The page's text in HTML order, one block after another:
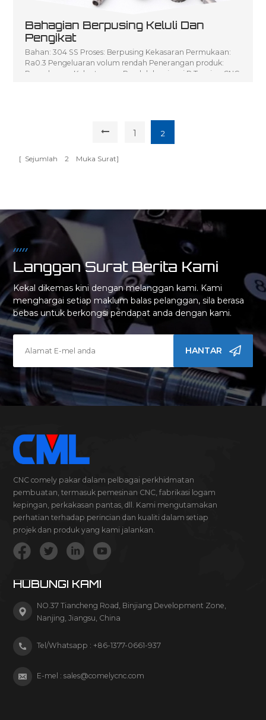
Bahagian Berpusing Keluli Dan
Pengikat
Bahan: 304 SS Proses: Berpusing Kekasaran Permukaan:
Ra0.3 Pengeluaran volum rendah Penerangan produk:
Pengeluaran Kelantangan Rendah bagi seni P Turning CNC
1 2
[ Sejumlah 2 Muka Surat]
Langgan Surat Berita Kami
Kekal dikemas kini dengan melanggan kami. Kami
menghargai setiap maklum balas pelanggan, sila berasa
bebas untuk berkongsi pendapat anda dengan kami.
HANTAR
CNC comely pakar dalam pelbagai perkhidmatan
pembuatan, termasuk pemesinan CNC, fabrikasi logam
kepingan, perkakasan pantas, dll. Kami mengutamakan
perhatian terhadap perincian dan kualiti dalam setiap
projek dan produk yang kami jalankan.
HUBUNGI KAMI
NO.37 Tiancheng Road, Binjiang Development Zone,
Nanjing, Jiangsu, China
Tel/Whatsapp : +86-1377-0661-937
E-mel :sales@comelycnc.com